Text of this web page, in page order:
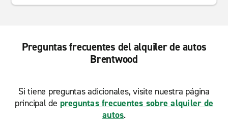
Preguntas frecuentes del alquiler de autos
Brentwood
Si tiene preguntas adicionales, visite nuestra página
principal de preguntas frecuentes sobre alquiler de
autos.